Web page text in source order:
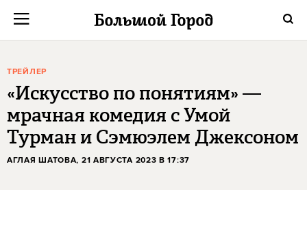
ТРЕЙЛЕР
«Искусство по понятиям» —
мрачная комедия с Умой
Турман и Сэмюэлем Джексоном
АГЛАЯ ШАТОВА, 21 АВГУСТА 2023 В 17:37